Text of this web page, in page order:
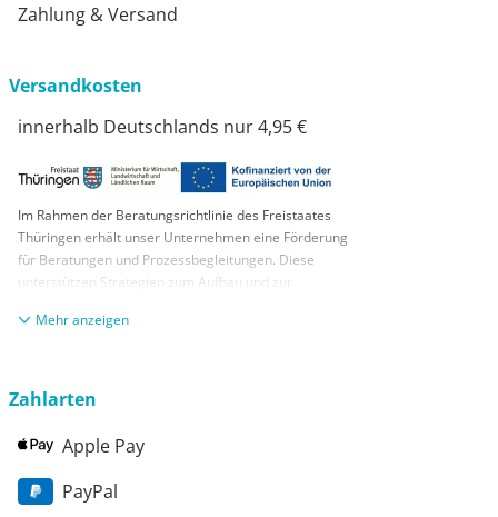
Zahlung & Versand
Versandkosten
innerhalb Deutschlands nur 4,95 €
Im Rahmen der Beratungsrichtlinie des Freistaates
Thüringen erhält unser Unternehmen eine Förderung
für Beratungen und Prozessbegleitungen. Diese
unterstützen Strategien zum Aufbau und zur
KMUs. Die daraus resultierenden Ergebnisse und
aus Mitteln des Europäischen Sozialfonds Plus und
anzeigen
Zahlarten
Apple Pay
PayPal